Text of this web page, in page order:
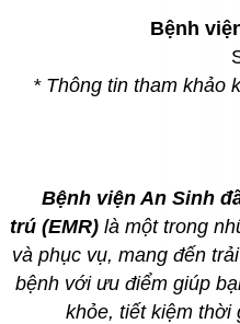
Bệnh
* Thông tin tham khảo
Bệnh viện An Sinh
trú (EMR)là một trong
và phục vụ, mang đến
bệnh với ưu điểm giúp
khỏe, tiết kiệm